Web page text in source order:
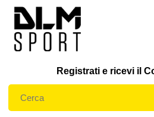
Registrati e ricevi il